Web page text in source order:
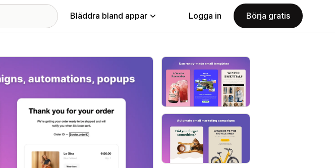
Bläddra bland appar Logga in Börja gratis